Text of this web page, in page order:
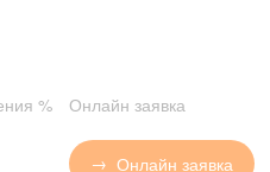
%
Онлайн заявка
Онлайн заявка